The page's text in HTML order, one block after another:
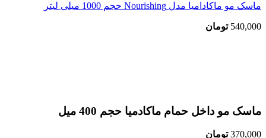
ماسک مو ماکادامیا مدل Nourishing حجم 1000 میلی لیتر
540,000 تومان
ماسک مو داخل حمام ماکادمیا حجم 400 میل
370,000 تومان